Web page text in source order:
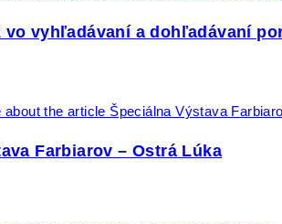
vo vyhľadávaní a dohľadávaní
Farbiarov – Ostrá Lúka